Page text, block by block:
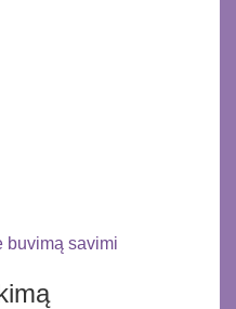
buvimą savimi